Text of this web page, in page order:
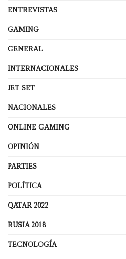
ENTREVISTAS
GAMING
GENERAL
INTERNACIONALES
JET SET
NACIONALES
ONLINE GAMING
OPINIÓN
PARTIES
POLÍTICA
QATAR 2022
RUSIA 2018
TECNOLOGÍA